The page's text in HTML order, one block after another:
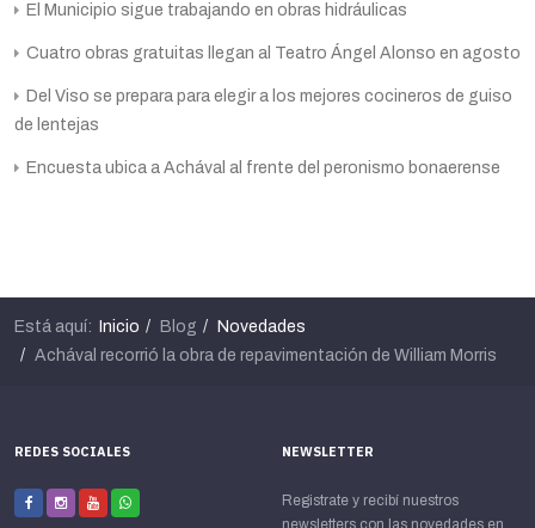
El Municipio sigue trabajando en obras hidráulicas
Cuatro obras gratuitas llegan al Teatro Ángel Alonso en agosto
Del Viso se prepara para elegir a los mejores cocineros de guiso
de lentejas
Encuesta ubica a Achával al frente del peronismo bonaerense
Está aquí: Inicio Blog
Novedades
Achával recorrió la obra de repavimentación de William Morris
REDES SOCIALES NEWSLETTER
Registrate y recibí nuestros
newsletters con las novedades en